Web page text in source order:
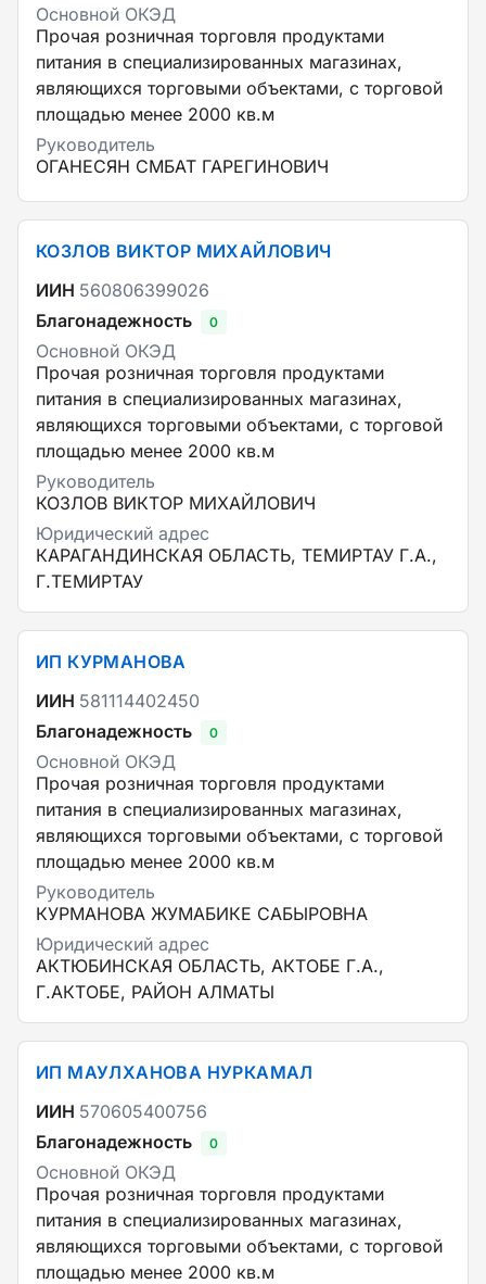
Основной ОКЭД
Прочая розничная торговля продуктами
питания в специализированных магазинах,
являющихся торговыми объектами, с торговой
площадью менее 2000 кв.м
Руководитель
ОГАНЕСЯН СМБАТ ГАРЕГИНОВИЧ
КОЗЛОВ ВИКТОР МИХАЙЛОВИЧ
ИИН 560806399026
Благонадежность
0
Основной ОКЭД
Прочая розничная торговля продуктами
питания в специализированных магазинах,
являющихся торговыми объектами, с торговой
площадью менее 2000 кв.м
Руководитель
КОЗЛОВ ВИКТОР МИХАЙЛОВИЧ
Юридический адрес
КАРАГАНДИНСКАЯ ОБЛАСТЬ, ТЕМИРТАУ Г.А.,
Г.ТЕМИРТАУ
ИП КУРМАНОВА
ИИН 581114402450
Благонадежность
0
Основной ОКЭД
Прочая розничная торговля продуктами
питания в специализированных магазинах,
являющихся торговыми объектами, с торговой
площадью менее 2000 кв.м
Руководитель
КУРМАНОВА ЖУМАБИКЕ САБЫРОВНА
Юридический адрес
АКТЮБИНСКАЯ ОБЛАСТЬ, АКТОБЕ Г.А.,
Г.АКТОБЕ, РАЙОН АЛМАТЫ
ИП МАУЛХАНОВА НУРКАМАЛ
ИИН 570605400756
Благонадежность
0
Основной ОКЭД
Прочая розничная торговля продуктами
питания в специализированных магазинах,
являющихся торговыми объектами, с торговой
площадью менее 2000 кв.м